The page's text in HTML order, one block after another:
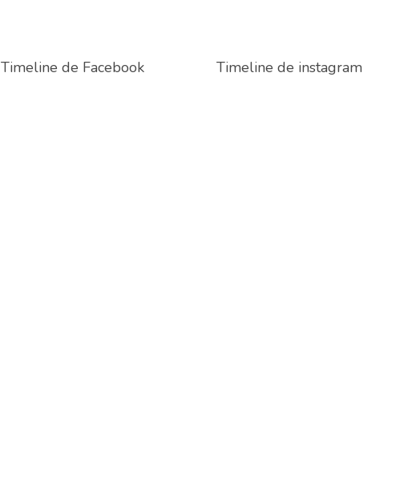
Timeline de Facebook Timeline de instagram